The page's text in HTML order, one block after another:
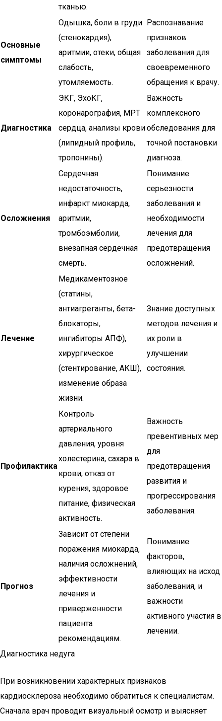
тканью.
Основные
симптомы
Одышка, боли в груди
(стенокардия),
аритмии, отеки, общая
слабость,
утомляемость.
Распознавание
признаков
заболевания для
своевременного
обращения к врачу.
Диагностика
ЭКГ, ЭхоКГ,
коронарография, МРТ
сердца, анализы крови
(липидный профиль,
тропонины).
Важность
комплексного
обследования для
точной постановки
диагноза.
Осложнения
Сердечная
недостаточность,
инфаркт миокарда,
аритмии,
тромбоэмболии,
внезапная сердечная
смерть.
Понимание
серьезности
заболевания и
необходимости
лечения для
предотвращения
осложнений.
Лечение
Медикаментозное
(статины,
антиагреганты, бета-
блокаторы,
ингибиторы АПФ),
хирургическое
(стентирование, АКШ),
изменение образа
жизни.
Знание доступных
методов лечения и
их роли в
улучшении
состояния.
Профилактика
Контроль
артериального
давления, уровня
холестерина, сахара в
крови, отказ от
курения, здоровое
питание, физическая
активность.
Важность
превентивных мер
для
предотвращения
развития и
прогрессирования
заболевания.
Прогноз
Зависит от степени
поражения миокарда,
наличия осложнений,
эффективности
лечения и
приверженности
пациента
рекомендациям.
Понимание
факторов,
влияющих на исход
заболевания, и
важности
активного участия в
лечении.
Диагностика недуга
При возникновении характерных признаков
кардиосклероза необходимо обратиться к специалистам.
Сначала врач проводит визуальный осмотр и выясняет